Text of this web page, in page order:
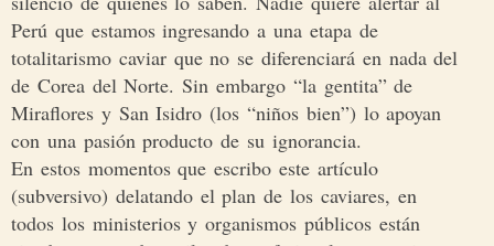
Perú que estamos ingresando a una etapa de
totalitarismo caviar que no se diferenciará en nada del
de Corea del Norte. Sin embargo “la gentita” de
Miraflores y San Isidro (los “niños bien”) lo apoyan
con una pasión producto de su ignorancia.
En estos momentos que escribo este artículo
(subversivo) delatando el plan de los caviares, en
todos los ministerios y organismos públicos están